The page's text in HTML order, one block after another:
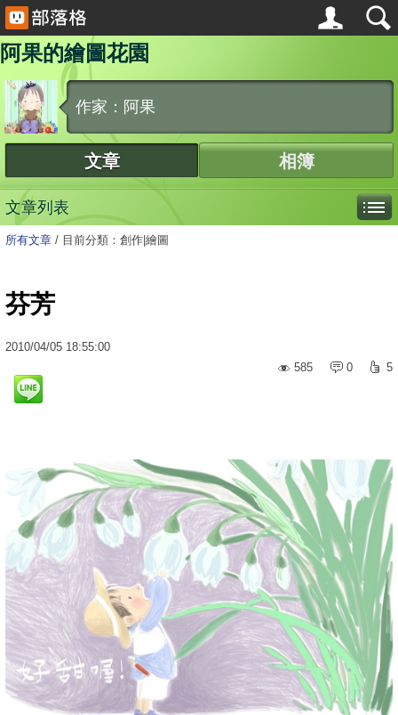
阿果的繪圖花園
作家：阿果
文章 相簿
文章列表
所有文章 / 目前分類：創作|繪圖
芬芳
2010/04/05 18:55:00
585
0 5